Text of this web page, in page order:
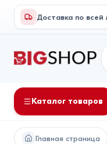
Доставка по
Каталог товаров
Главная страница